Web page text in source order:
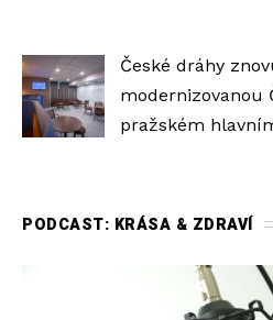
České dráhy
modernizovanou
pražském
PODCAST: KRÁSA & ZDRAVÍ